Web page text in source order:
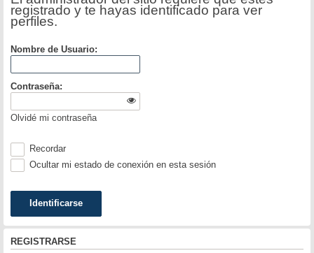
registrado y te hayas identificado para ver
perfiles.
Nombre de Usuario:
Contraseña:
Olvidé mi contraseña
Recordar
Ocultar mi estado de conexión en esta sesión
REGISTRARSE